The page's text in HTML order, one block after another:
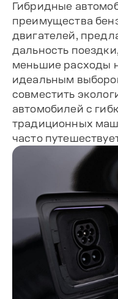
Гибридные
преимущества
двигателей,
дальность
меньшие расходы
идеальным
совместить
автомобилей с
традиционных
часто